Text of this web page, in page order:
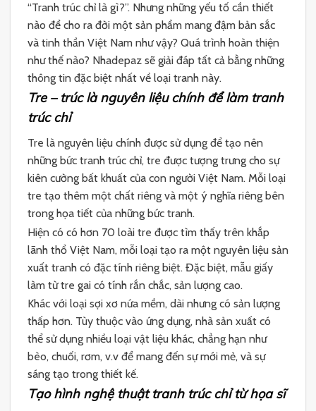
“Tranh trúc chỉ là gì?”. Nhưng những yếu tố cần thiết
nào để cho ra đời một sản phẩm mang đậm bản sắc
và tinh thần Việt Nam như vậy? Quá trình hoàn thiện
như thế nào? Nhadepaz sẽ giải đáp tất cả bằng những
thông tin đặc biệt nhất về loại tranh này.
Tre – trúc là nguyên liệu chính để làm tranh
trúc chỉ
Tre là nguyên liệu chính được sử dụng để tạo nên
những bức tranh trúc chỉ, tre được tượng trưng cho sự
kiên cường bất khuất của con người Việt Nam. Mỗi loại
tre tạo thêm một chất riêng và một ý nghĩa riêng bên
trong họa tiết của những bức tranh.
Hiện có có hơn 70 loài tre được tìm thấy trên khắp
lãnh thổ Việt Nam, mỗi loại tạo ra một nguyên liệu sản
xuất tranh có đặc tính riêng biệt. Đặc biệt, mẫu giấy
làm từ tre gai có tính rắn chắc, sản lượng cao.
Khác với loại sợi xơ nứa mềm, dài nhưng có sản lượng
thấp hơn. Tùy thuộc vào ứng dụng, nhà sản xuất có
thể sử dụng nhiều loại vật liệu khác, chẳng hạn như
bèo, chuối, rơm, v.v để mang đến sự mới mẻ, và sự
sáng tạo trong thiết kế.
Tạo hình nghệ thuật tranh trúc chỉ từ họa sĩ